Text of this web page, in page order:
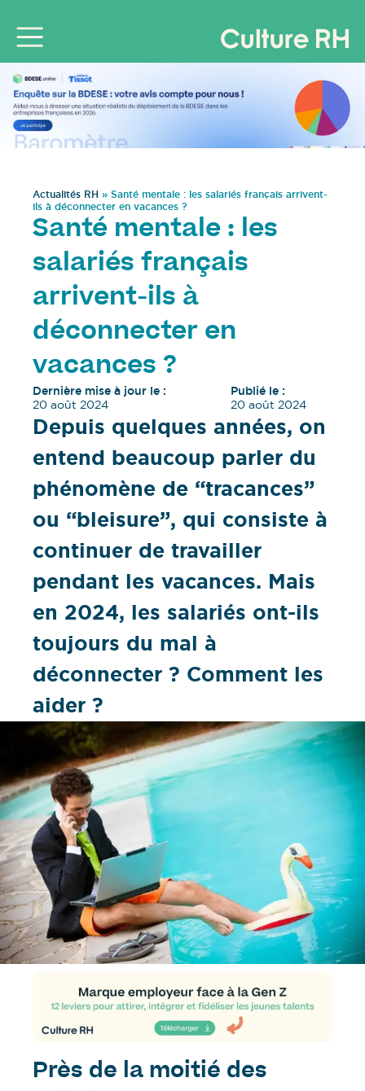
Actualités RH » Santé mentale : les salariés français arrivent-
ils à déconnecter en vacances ?
Santé mentale : les
salariés français
arrivent-ils à
déconnecter en
vacances ?
Dernière mise à jour le :
20 août 2024
Publié le :
20 août 2024
Depuis quelques années, on
entend beaucoup parler du
phénomène de “tracances”
ou “bleisure”, qui consiste à
continuer de travailler
pendant les vacances. Mais
en 2024, les salariés ont-ils
toujours du mal à
déconnecter ? Comment les
aider ?
Près de la moitié des